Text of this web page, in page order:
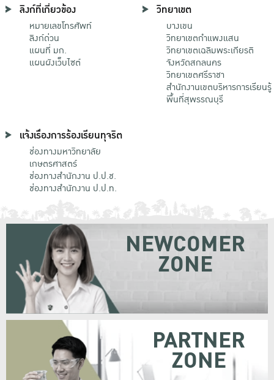
ลิงก์ที่เกี่ยวข้อง
หมายเลขโทรศัพท์
ลิงก์ด่วน
แผนที่ มก.
แผนผังเว็บไซต์
วิทยาเขต
บางเขน
วิทยาเขตกําแพงแสน
วิทยาเขตเฉลิมพระเกียรติ
จังหวัดสกลนคร
วิทยาเขตศรีราชา
สำนักงานเขตบริหารการเรียนรู้
พื้นที่สุพรรณบุรี
แจ้งเรื่องการร้องเรียนทุจริต
ช่องทางมหาวิทยาลัย
เกษตรศาสตร์
ช่องทางสำนักงาน ป.ป.ช.
ช่องทางสำนักงาน ป.ป.ท.
NEWCOMER
ZONE
PARTNER
ZONE